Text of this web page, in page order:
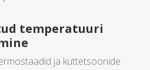
temperatuuri
ja küttetsoonide